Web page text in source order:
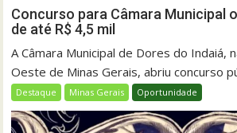
Concurso para Câmara Municipal
de até R$ 4,5 mil
A Câmara Municipal de Dores do Indaiá,
Oeste de Minas Gerais, abriu concurso
Destaque Minas Gerais Oportunidade